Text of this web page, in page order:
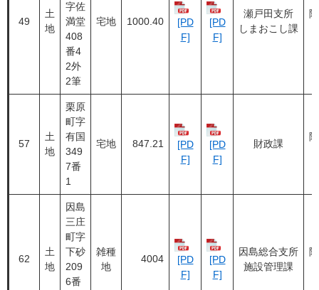
49
土
地
字佐
満堂
408
番4
2外
2筆
宅地 1000.40
[PD
F]
[PD
F]
瀬戸田支所
しまおこし課
57
土
地
栗原
町字
有国
349
7番
1
宅地 847.21
[PD
F]
[PD
F]
財政課
62
土
地
因島
三庄
町字
下砂
209
6番
雑種
地
4004
[PD
F]
[PD
F]
因島総合支所
施設管理課